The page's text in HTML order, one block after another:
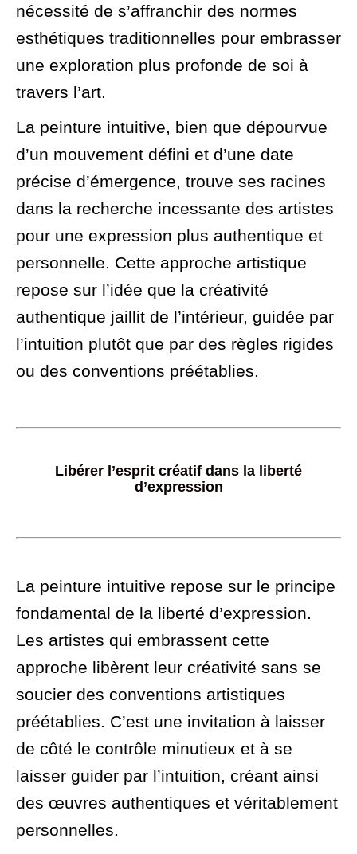
nécessité de s’affranchir des normes
esthétiques traditionnelles pour embrasser
une exploration plus profonde de soi à
travers l’art.
La peinture intuitive, bien que dépourvue
d’un mouvement défini et d’une date
précise d’émergence, trouve ses racines
dans la recherche incessante des artistes
pour une expression plus authentique et
personnelle. Cette approche artistique
repose sur l’idée que la créativité
authentique jaillit de l’intérieur, guidée par
l’intuition plutôt que par des règles rigides
ou des conventions préétablies.
Libérer l’esprit créatif dans la liberté
d’expression
La peinture intuitive repose sur le principe
fondamental de la liberté d’expression.
Les artistes qui embrassent cette
approche libèrent leur créativité sans se
soucier des conventions artistiques
préétablies. C’est une invitation à laisser
de côté le contrôle minutieux et à se
laisser guider par l’intuition, créant ainsi
des œuvres authentiques et véritablement
personnelles.